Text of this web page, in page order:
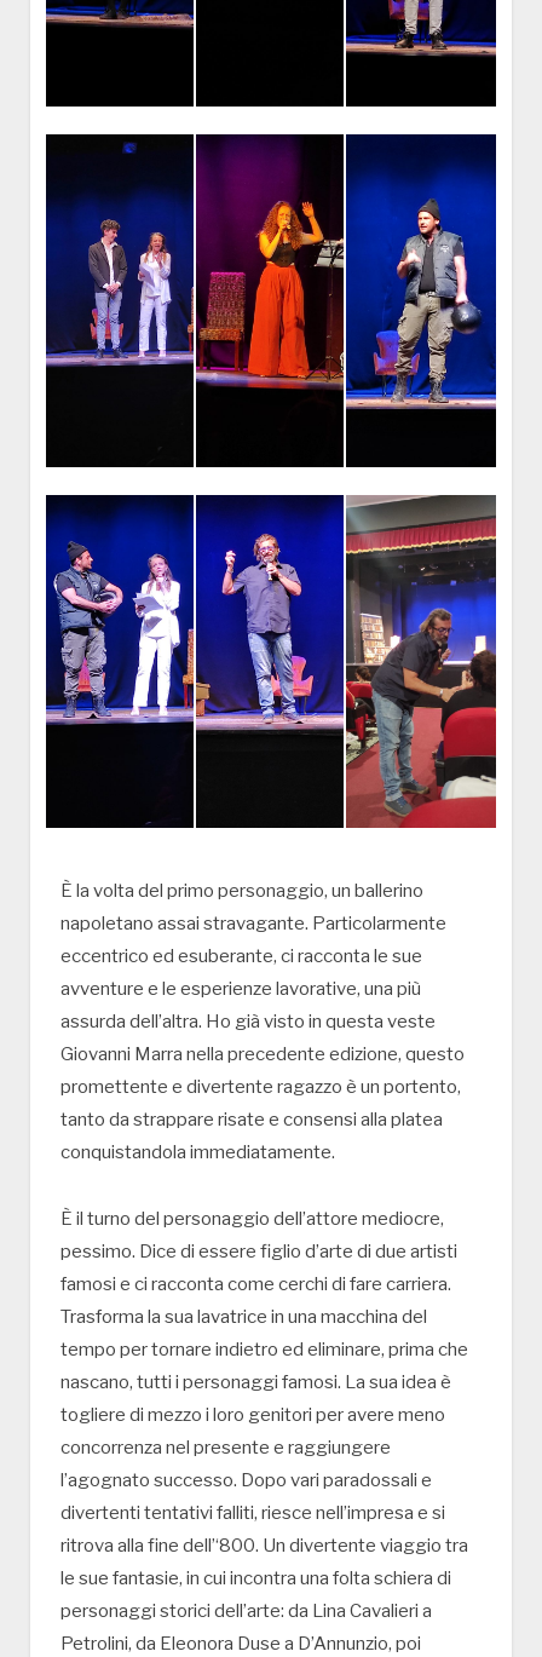
È la volta del primo personaggio, un ballerino
napoletano assai stravagante. Particolarmente
eccentrico ed esuberante, ci racconta le sue
avventure e le esperienze lavorative, una più
assurda dell’altra. Ho già visto in questa veste
Giovanni Marra nella precedente edizione, questo
promettente e divertente ragazzo è un portento,
tanto da strappare risate e consensi alla platea
conquistandola immediatamente.
È il turno del personaggio dell’attore mediocre,
pessimo. Dice di essere figlio d’arte di due artisti
famosi e ci racconta come cerchi di fare carriera.
Trasforma la sua lavatrice in una macchina del
tempo per tornare indietro ed eliminare, prima che
nascano, tutti i personaggi famosi. La sua idea è
togliere di mezzo i loro genitori per avere meno
concorrenza nel presente e raggiungere
l’agognato successo. Dopo vari paradossali e
divertenti tentativi falliti, riesce nell’impresa e si
ritrova alla fine dell’‘800. Un divertente viaggio tra
le sue fantasie, in cui incontra una folta schiera di
personaggi storici dell’arte: da Lina Cavalieri a
Petrolini, da Eleonora Duse a D’Annunzio, poi